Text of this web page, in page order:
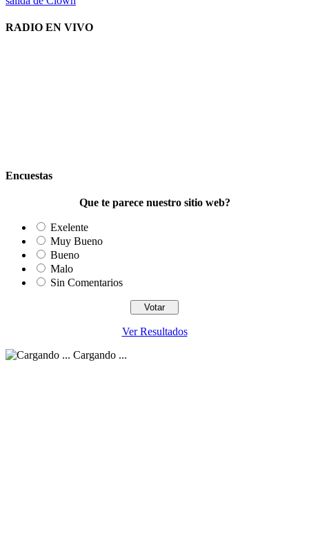
RADIO EN VIVO
Encuestas
Que te parece nuestro sitio web?
Exelente
Muy Bueno
Bueno
Malo
Sin Comentarios
Ver Resultados
Cargando ...